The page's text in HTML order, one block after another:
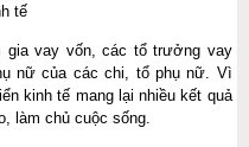
tế
gia vay vốn, các tổ trưởng vay
nữ của các chi, tổ phụ nữ. Vì
kinh tế mang lại nhiều kết quả
làm chủ cuộc sống.